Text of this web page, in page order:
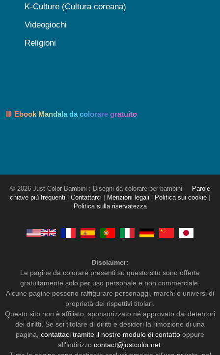
K-Culture (Cultura coreana)
Videogiochi
Religioni
📘 Ebook Mandala da colorare gratuito
© 2026 Just Color Bambini : Disegni da colorare per bambini
Parole
chiave più frequenti
Contattarci Menzioni legali Politica sui cookie
Politica sulla riservatezza
Disclaimer:
Le pagine da colorare presenti su questo sito sono offerte
gratuitamente solo per uso personale e non commerciale.
Alcune pagine possono raffigurare personaggi, marchi o universi di
proprietà dei rispettivi titolari.
Questo sito non è affiliato, sponsorizzato né approvato dai detentori
dei diritti. Se sei titolare di diritti e desideri la rimozione di una
pagina, contattaci tramite il nostro modulo di contatto oppure
all’indirizzo contact@justcolor.net.